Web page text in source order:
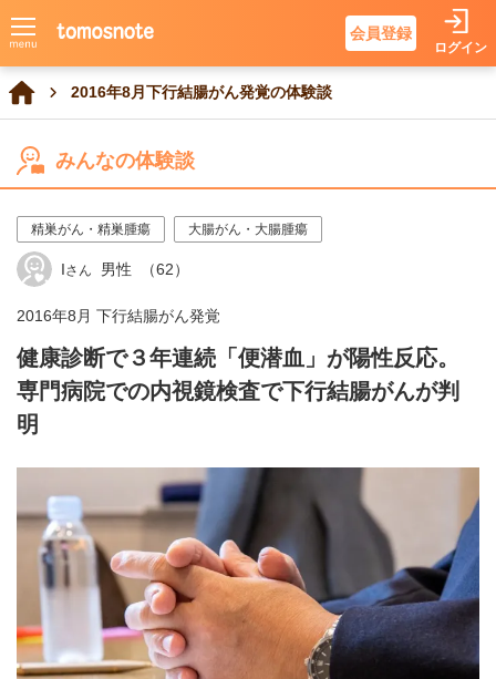
会員登録
ログイン
2016年8月下行結腸がん発覚の体験談
みんなの体験談
精巣がん・精巣腫瘍 大腸がん・大腸腫瘍
Iさん 男性 （62）
2016年8月 下行結腸がん発覚
健康診断で３年連続「便潜血」が陽性反応。
専門病院での内視鏡検査で下行結腸がんが判
明